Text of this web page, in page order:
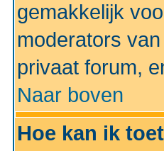
gemakkelijk
moderators
privaat forum,
Naar boven
Hoe kan ik